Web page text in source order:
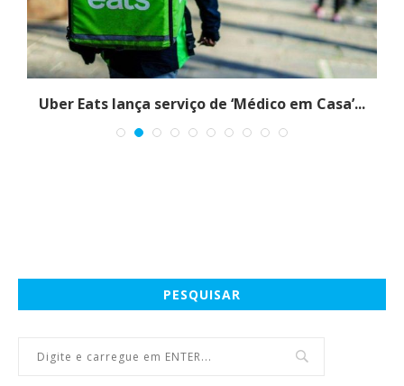
Uber Eats lança serviço de ‘Médico em Casa’...
PESQUISAR